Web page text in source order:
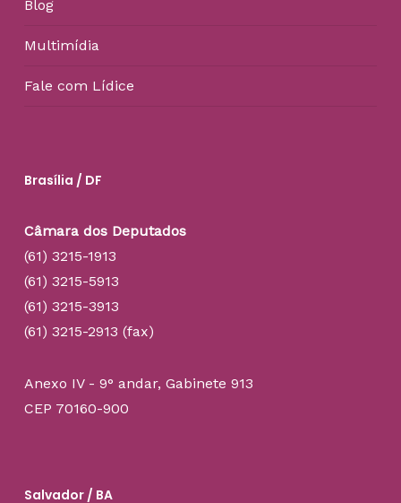
Blog
Multimídia
Fale com Lídice
Brasília / DF
Câmara dos Deputados
(61) 3215-1913
(61) 3215-5913
(61) 3215-3913
(61) 3215-2913 (fax)
Anexo IV - 9° andar, Gabinete 913
CEP 70160-900
Salvador / BA